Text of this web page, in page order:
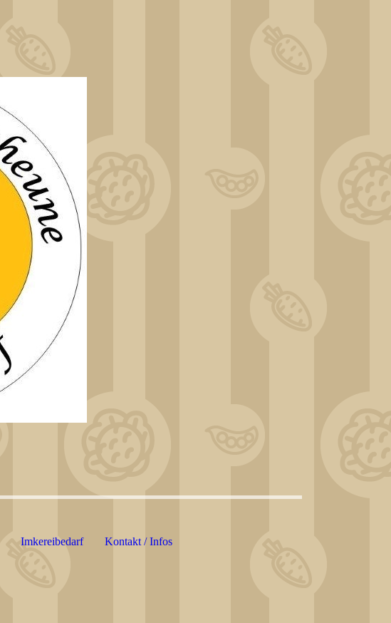
Imkereibedarf Kontakt / Infos